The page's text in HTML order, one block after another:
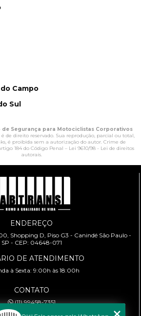
do Campo
Sul
de Segurança para Motociclistas Corporativos
é de direito reservado. Sua reprodução, parcial ou total,
é proibida sem a autorização do autor. Crime de
184 do Código Penal – Lei 9610/98 - Lei de direitos
autorais.
ENDEREÇO
Shopping D, Piso G3 - Canindé São Paulo -
SP - CEP: 04648-071
DE ATENDIMENTO
à Sexta: 9:00h às 18:00h
CONTATO
(11) 99458-7351